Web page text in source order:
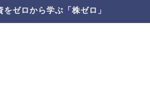
をゼロから学ぶ「株ゼロ」